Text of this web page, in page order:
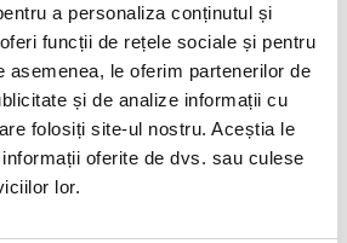
a personaliza conținutul și
funcții de rețele sociale și pentru
asemenea, le oferim partenerilor de
și de analize informații cu
folosiți site-ul nostru. Aceștia le
oferite de dvs. sau culese
lor.
Citește toate recenziile.